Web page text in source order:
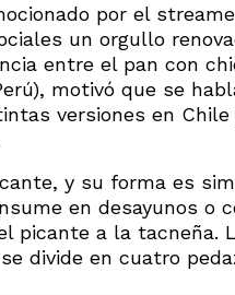
por el
un orgullo
entre el pan con
motivó que se
versiones en Chile
y su forma es
en desayunos o
picante a la tacneña.
divide en cuatro